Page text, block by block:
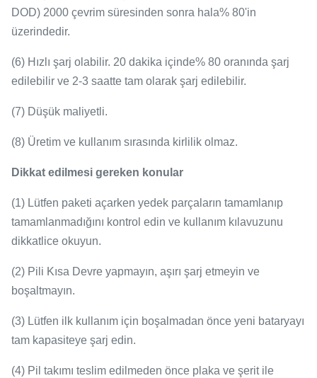
DOD) 2000 çevrim süresinden sonra hala% 80'in
üzerindedir.
(6) Hızlı şarj olabilir. 20 dakika içinde% 80 oranında şarj
edilebilir ve 2-3 saatte tam olarak şarj edilebilir.
(7) Düşük maliyetli.
(8) Üretim ve kullanım sırasında kirlilik olmaz.
Dikkat edilmesi gereken konular
(1) Lütfen paketi açarken yedek parçaların tamamlanıp
tamamlanmadığını kontrol edin ve kullanım kılavuzunu
dikkatlice okuyun.
(2) Pili Kısa Devre yapmayın, aşırı şarj etmeyin ve
boşaltmayın.
(3) Lütfen ilk kullanım için boşalmadan önce yeni bataryayı
tam kapasiteye şarj edin.
(4) Pil takımı teslim edilmeden önce plaka ve şerit ile